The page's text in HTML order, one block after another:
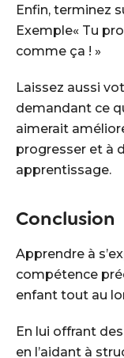
Enfin, terminez
Exemple« Tu
comme ça ! »
Laissez aussi
demandant ce
aimerait
progresser et à
apprentissage.
Conclusion
Apprendre à
compétence
enfant tout au
En lui offrant
en l’aidant à